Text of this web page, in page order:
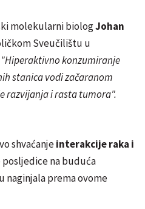
molekularni biologJohan
Sveučilištu u
"Hiperaktivno konzumiranje
stanica vodi začaranom
razvijanja i rasta tumora".
shvaćanjeinterakcije raka i
na buduća
naginjala prema ovome